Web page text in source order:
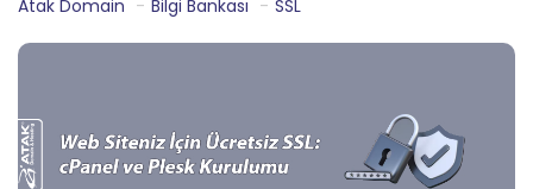
Atak Domain Bilgi Bankası SSL